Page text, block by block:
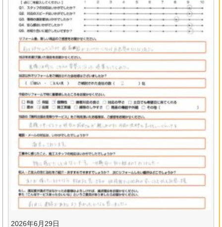
2026年6月29日